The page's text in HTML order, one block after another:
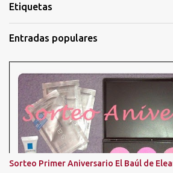
Etiquetas
Entradas populares
Sorteo Primer Aniversario El Baúl de